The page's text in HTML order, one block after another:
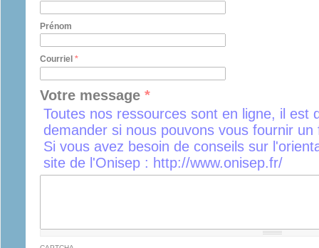
Prénom
Courriel *
Votre message *
Toutes nos ressources sont en ligne, il est
demander si nous pouvons vous fournir
Si vous avez besoin de conseils sur
site de l'Onisep : http://www.onisep.fr/